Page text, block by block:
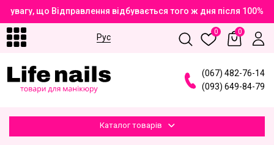
увагу, що Відправлення відбувається того ж дня після
Рус
0 0
(067) 482-76-14
(093) 649-84-79
Каталог товарів